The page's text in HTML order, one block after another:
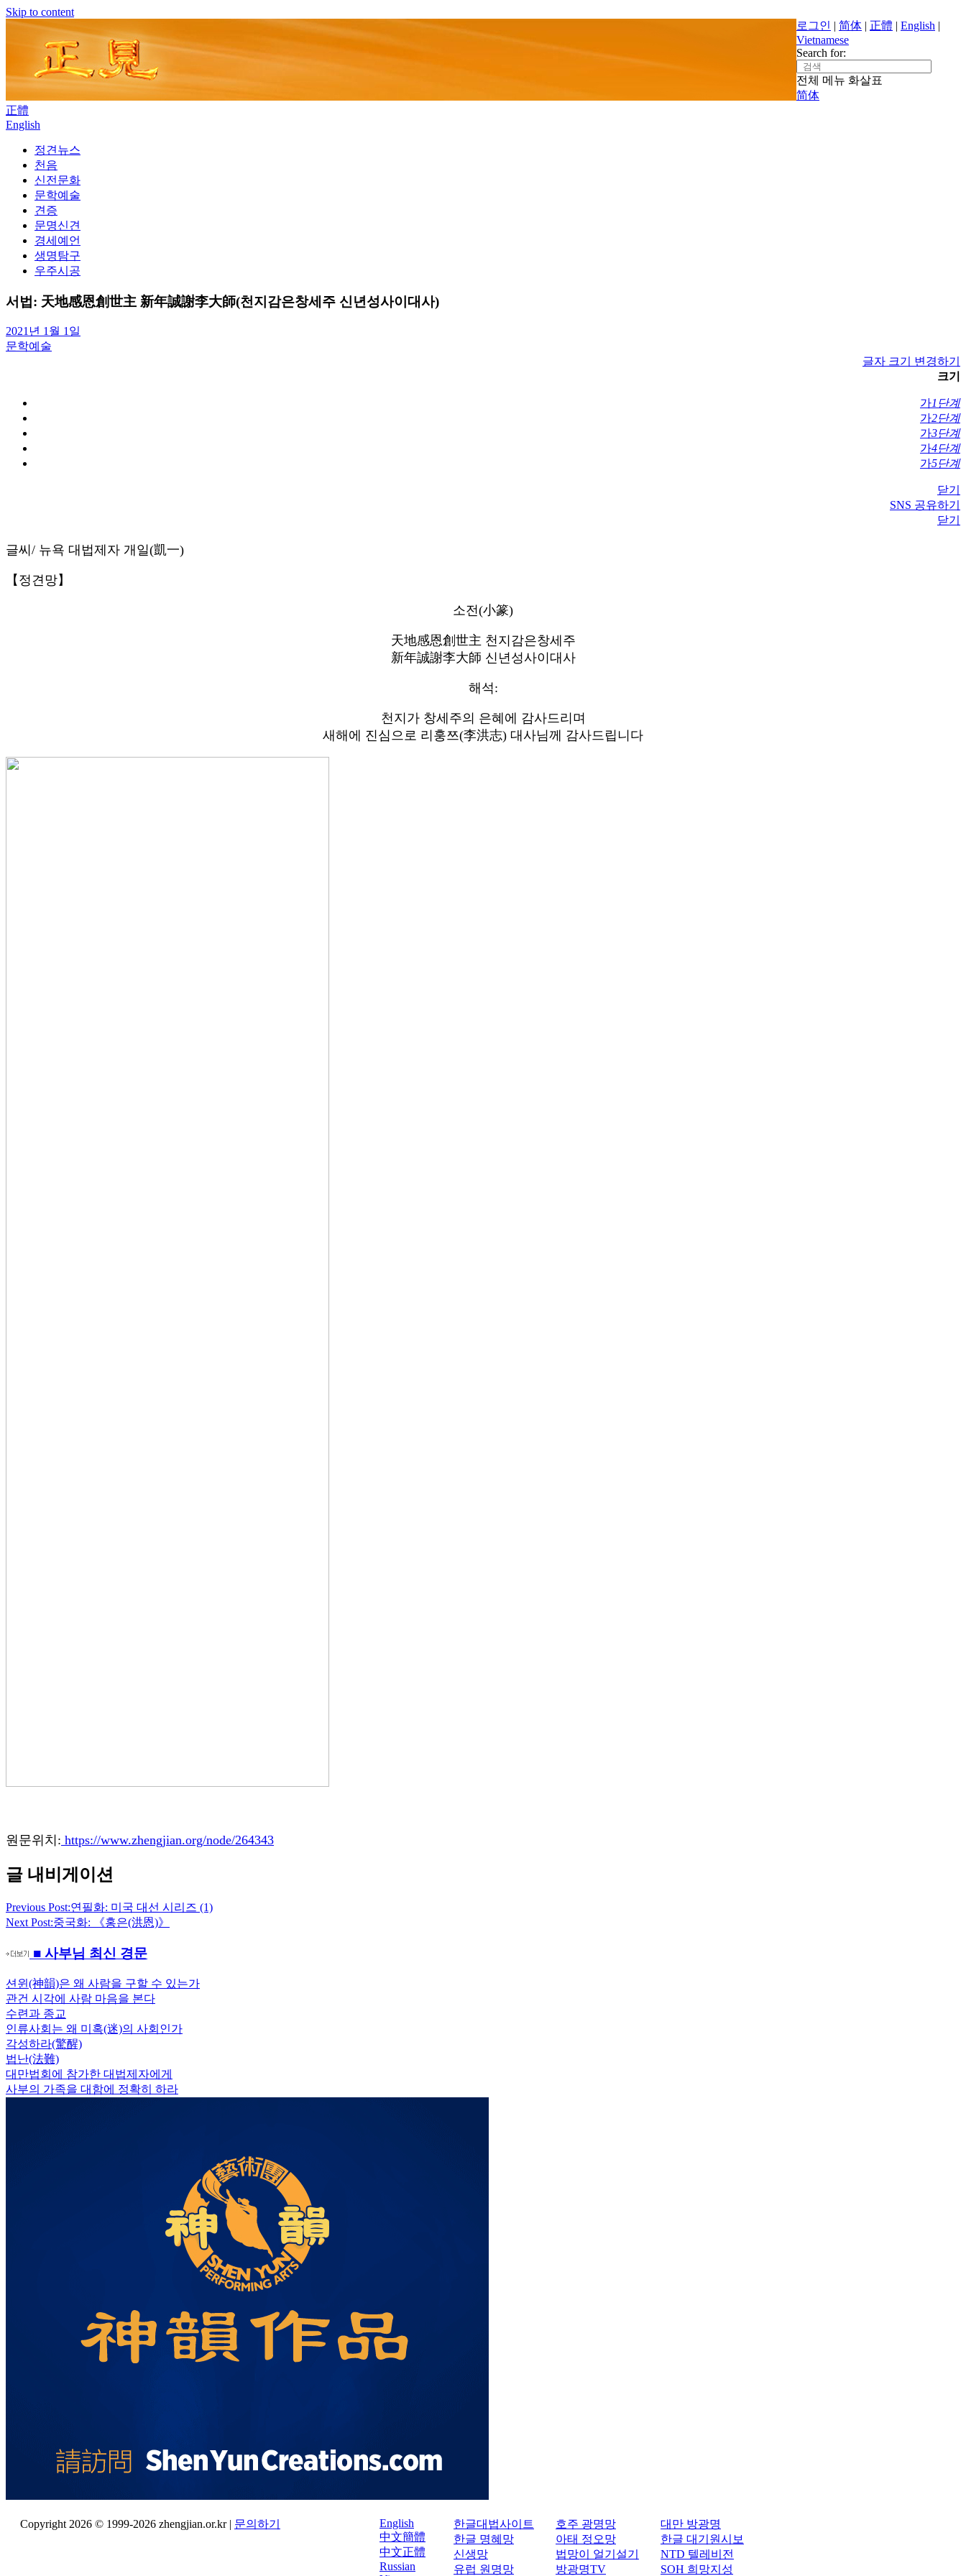
Skip to content
로그인 | 简体 | 正體 | English |
Vietnamese
Search for:
전체 메뉴 화살표
简体
正體
English
정견뉴스
천음
신전문화
문학예술
견증
문명신견
경세예언
생명탐구
우주시공
서법: 天地感恩創世主 新年誠謝李大師(천지감은창세주 신년성사이대사)
2021년 1월 1일
문학예술
글자 크기 변경하기
크기
가1단계
가2단계
가3단계
가4단계
가5단계
닫기
SNS 공유하기
닫기
글씨/ 뉴욕 대법제자 개일(凱一)
【정견망】
소전(小篆)
天地感恩創世主 천지감은창세주
新年誠謝李大師 신년성사이대사
해석:
천지가 창세주의 은혜에 감사드리며
새해에 진심으로 리훙쯔(李洪志) 대사님께 감사드립니다
원문위치: https://www.zhengjian.org/node/264343
글 내비게이션
Previous Post:연필화: 미국 대선 시리즈 (1)
Next Post:중국화: 《홍은(洪恩)》
■ 사부님 최신 경문
션윈(神韻)은 왜 사람을 구할 수 있는가
관건 시각에 사람 마음을 본다
수련과 종교
인류사회는 왜 미혹(迷)의 사회인가
각성하라(驚醒)
법난(法難)
대만법회에 참가한 대법제자에게
사부의 가족을 대함에 정확히 하라
Copyright 2026 © 1999-2026 zhengjian.or.kr | 문의하기
English
中文簡體
中文正體
Russian
한글대법사이트
한글 명혜망
신생망
유럽 원명망
호주 광명망
아태 정오망
법망이 얼기설기
방광명TV
대만 방광명
한글 대기원시보
NTD 텔레비전
SOH 희망지성